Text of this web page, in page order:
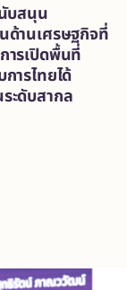
บสนุน
ด้านเศรษฐกิจที่
ารเปิดพื้นที่
ารไทยได้
ะดับสากล